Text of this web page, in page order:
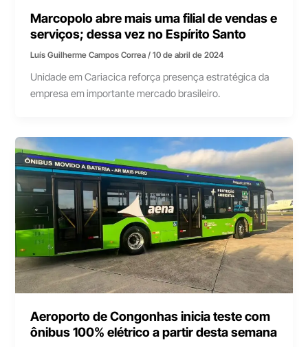
Marcopolo abre mais uma filial de vendas e
serviços; dessa vez no Espírito Santo
Luís Guilherme Campos Correa/10 de abril de 2024
Unidade em Cariacica reforça presença estratégica da
empresa em importante mercado brasileiro.
Aeroporto de Congonhas inicia teste com
ônibus 100% elétrico a partir desta semana